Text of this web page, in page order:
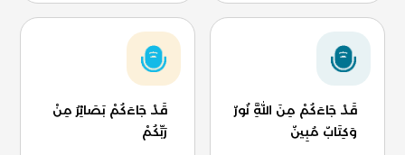
قَدْ جَاءَكُمْ مِنَ اللَّهِ نُورٌ
وَكِتَابٌ مُبِينٌ
قَدْ جَاءَكُمْ بَصَائِرُ مِنْ
رَبِّكُمْ